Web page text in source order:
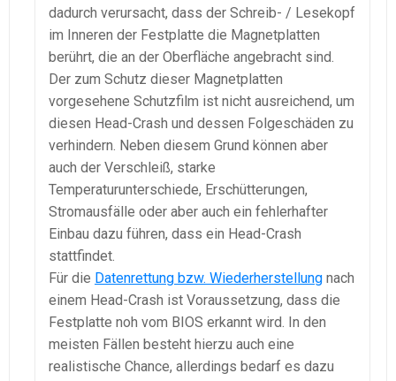
dadurch verursacht, dass der Schreib- / Lesekopf
im Inneren der Festplatte die Magnetplatten
berührt, die an der Oberfläche angebracht sind.
Der zum Schutz dieser Magnetplatten
vorgesehene Schutzfilm ist nicht ausreichend, um
diesen Head-Crash und dessen Folgeschäden zu
verhindern. Neben diesem Grund können aber
auch der Verschleiß, starke
Temperaturunterschiede, Erschütterungen,
Stromausfälle oder aber auch ein fehlerhafter
Einbau dazu führen, dass ein Head-Crash
stattfindet.
Für die Datenrettung bzw. Wiederherstellung nach
einem Head-Crash ist Voraussetzung, dass die
Festplatte noh vom BIOS erkannt wird. In den
meisten Fällen besteht hierzu auch eine
realistische Chance, allerdings bedarf es dazu